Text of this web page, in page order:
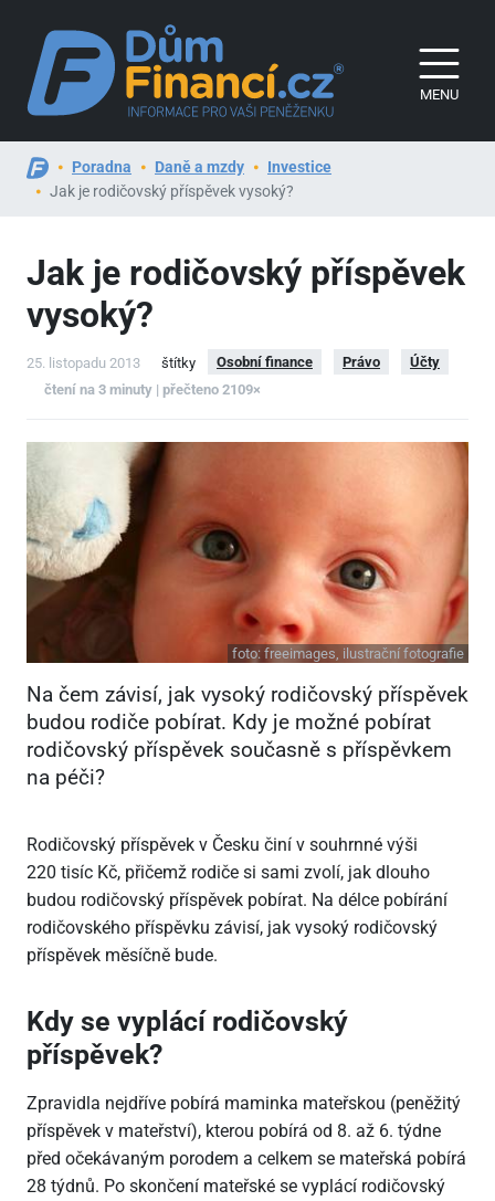
MENU
Poradna Daně a mzdy
Investice
Jak je rodičovský příspěvek vysoký?
Jak je rodičovský příspěvek
vysoký?
25. listopadu 2013 štítky Osobní finance Právo
Účty
čtení na 3 minuty | přečteno 2109×
foto: freeimages, ilustrační fotografie
Na čem závisí, jak vysoký rodičovský příspěvek
budou rodiče pobírat. Kdy je možné pobírat
rodičovský příspěvek současně s příspěvkem
na péči?
Rodičovský příspěvek v Česku činí v souhrnné výši
220 tisíc Kč, přičemž rodiče si sami zvolí, jak dlouho
budou rodičovský příspěvek pobírat. Na délce pobírání
rodičovského příspěvku závisí, jak vysoký rodičovský
příspěvek měsíčně bude.
Kdy se vyplácí rodičovský
příspěvek?
Zpravidla nejdříve pobírá maminka mateřskou (peněžitý
příspěvek v mateřství), kterou pobírá od 8. až 6. týdne
před očekávaným porodem a celkem se mateřská pobírá
28 týdnů. Po skončení mateřské se vyplácí rodičovský